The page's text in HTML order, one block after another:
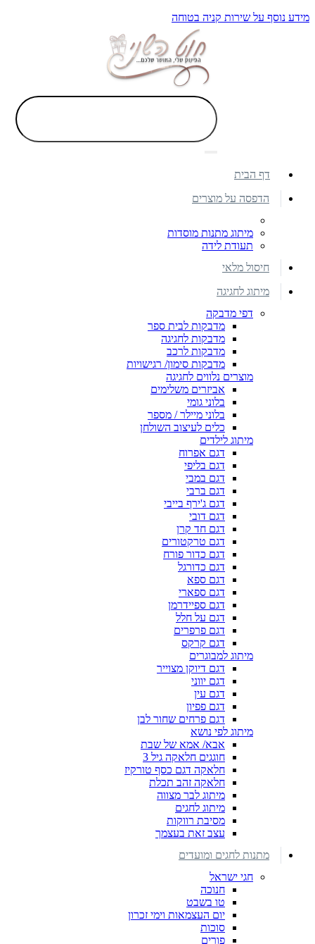
מידע נוסף על שירות קניה בטוחה
דף הבית
הדפסה על מוצרים
מיתוג מתנות מוסדות
תעודת לידה
חיסול מלאי
מיתוג לחגיגה
דפי מדבקה
מדבקות לבית ספר
מדבקות לחגיגה
מדבקות לרכב
מדבקות סימון/ רגישויות
מוצרים נלווים לחגיגה
אביזרים משלימים
בלוני גומי
בלוני מיילר / מספר
כלים לעיצוב השולחן
מיתוג לילדים
דגם אפרוח
דגם בליפי
דגם במבי
דגם ברבי
דגם ג'ירף בייבי
דגם דובי
דגם חד קרן
דגם טרקטורים
דגם כדור פורח
דגם כדורגל
דגם ספא
דגם ספארי
דגם ספיידרמן
דגם על חלל
דגם פרפרים
דגם קרקס
מיתוג למבוגרים
דגם דיוקן מצוייר
דגם יווני
דגם עין
דגם פפיון
דגם פרחים שחור לבן
מיתוג לפי נושא
אבא/ אמא של שבת
חוגגים חלאקה גיל 3
חלאקה דגם כסף טורקיז
חלאקה זהב תכלת
מיתוג לבר מצווה
מיתוג לחגים
מסיבת רווקות
עצב זאת בעצמך
מתנות לחגים ומועדים
חגי ישראל
חנוכה
טו בשבט
יום העצמאות וימי זכרון
סוכות
פורים